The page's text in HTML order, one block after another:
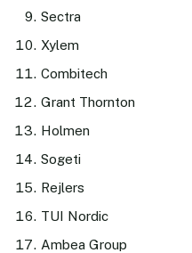
Sectra
Xylem
Combitech
Grant Thornton
Holmen
Sogeti
Rejlers
TUI Nordic
Ambea Group